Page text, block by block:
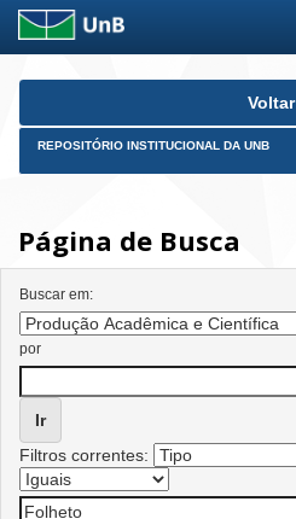
Skip
Voltar
REPOSITÓRIO INSTITUCIONAL DA UNB
Página de Busca
Buscar em:
por
Filtros correntes: